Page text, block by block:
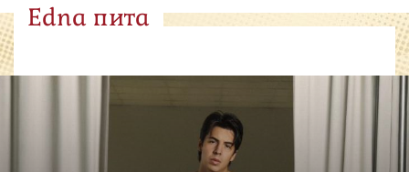
Edna пита